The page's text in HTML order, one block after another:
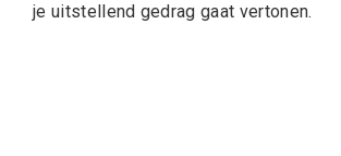
je uitstellend gedrag gaat vertonen.